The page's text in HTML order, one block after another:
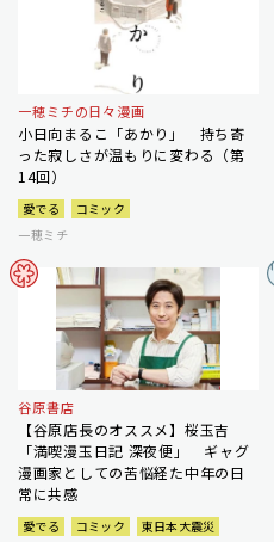
一穂ミチの日々漫画
小日向まるこ「あかり」 持ち寄
った寂しさが温もりに変わる（第
14回）
愛でる
コミック
一穂ミチ
谷原書店
【谷原店長のオススメ】桜玉吉
「満喫漫玉日記 深夜便」 ギャグ
漫画家としての苦悩経た中年の日
常に共感
愛でる コミック
東日本大震災